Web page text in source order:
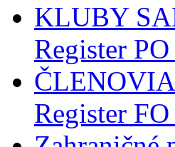
KLUBY
Register
Register